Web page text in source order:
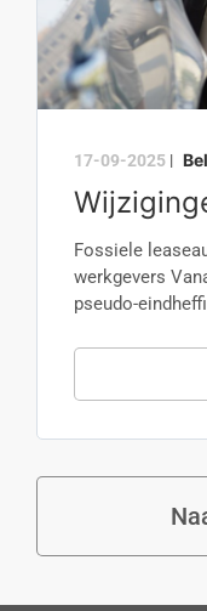
17-09-2025 |
Fossiele
werkgevers
pseudo-